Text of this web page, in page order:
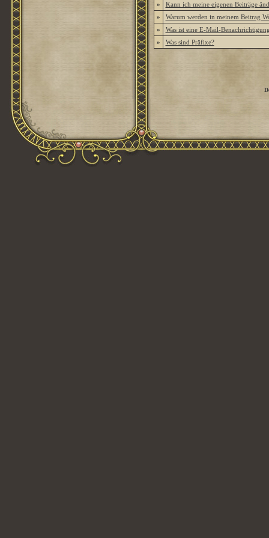
»
Kann ich meine eigenen Beiträge
»
Warum werden in meinem Beitrag
»
Was ist eine E-Mail-
»
Was sind Präfixe?